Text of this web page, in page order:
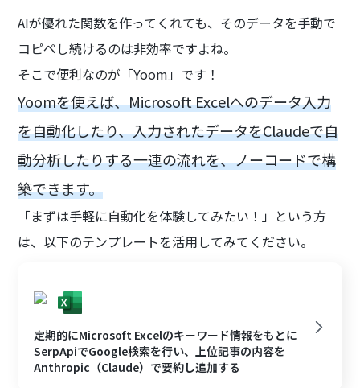
AIが優れた関数を作ってくれても、そのデータを手動で
コピペし続けるのは非効率ですよね。
そこで便利なのが「Yoom」です！
Yoomを使えば、Microsoft Excelへのデータ入力
を自動化したり、入力されたデータをClaudeで自
動分析したりする一連の流れを、ノーコードで構
築できます。
「まずは手軽に自動化を体験してみたい！」という方
は、以下のテンプレートを活用してみてください。
定期的にMicrosoft Excelのキーワード情報をもとに
SerpApiでGoogle検索を行い、上位記事の内容を
Anthropic（Claude）で要約し追加する